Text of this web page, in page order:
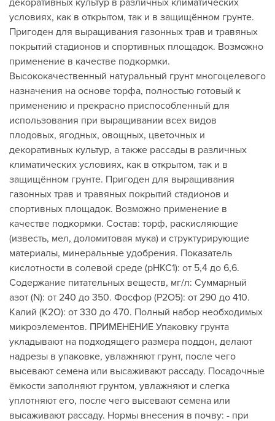
декоративных культур в различных климатических
условиях, как в открытом, так и в защищённом грунте.
Пригоден для выращивания газонных трав и травяных
покрытий стадионов и спортивных площадок. Возможно
применение в качестве подкормки.
Высококачественный натуральный грунт многоцелевого
назначения на основе торфа, полностью готовый к
применению и прекрасно приспособленный для
использования при выращивании всех видов
плодовых, ягодных, овощных, цветочных и
декоративных культур, а также рассады в различных
климатических условиях, как в открытом, так и в
защищённом грунте. Пригоден для выращивания
газонных трав и травяных покрытий стадионов и
спортивных площадок. Возможно применение в
качестве подкормки. Состав: торф, раскисляющие
(известь, мел, доломитовая мука) и структурирующие
материалы, минеральные удобрения. Показатель
кислотности в солевой среде (рНКС1): от 5,4 до 6,6.
Содержание питательных веществ, мг/л: Суммарный
азот (N): от 240 до 350. Фосфор (Р2О5): от 290 до 410.
Калий (К2О): от 330 до 470. Полный набор необходимых
микроэлементов. ПРИМЕНЕНИЕ Упаковку грунта
укладывают на подходящего размера поддон, делают
надрезы в упаковке, увлажняют грунт, после чего
высевают семена или высаживают рассаду. Посадочные
ёмкости заполняют грунтом, увлажняют и слегка
уплотняют его, после чего высевают семена или
высаживают рассаду. Нормы внесения в почву: - при